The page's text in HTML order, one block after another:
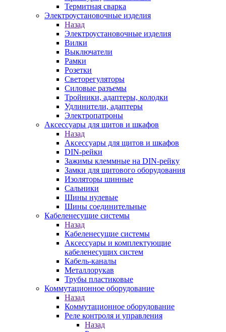
Термитная сварка
Электроустановочные изделия
Назад
Электроустановочные изделия
Вилки
Выключатели
Рамки
Розетки
Светорегуляторы
Силовые разъемы
Тройники, адаптеры, колодки
Удлинители, адаптеры
Электропатроны
Аксессуары для щитов и шкафов
Назад
Аксессуары для щитов и шкафов
DIN-рейки
Зажимы клеммные на DIN-рейку
Замки для щитового оборудования
Изоляторы шинные
Сальники
Шины нулевые
Шины соединительные
Кабеленесущие системы
Назад
Кабеленесущие системы
Аксессуары и комплектующие
кабеленесущих систем
Кабель-каналы
Металлорукав
Трубы пластиковые
Коммутационное оборудование
Назад
Коммутационное оборудование
Реле контроля и управления
Назад